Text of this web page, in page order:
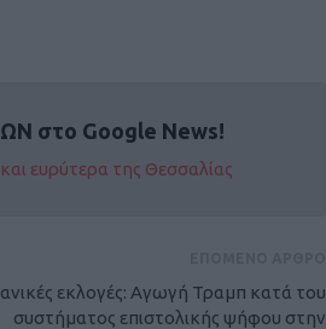
στο Google News!
ευρύτερα της Θεσσαλίας
εκλογές: Αγωγή Τραμπ κατά του
συστήματος επιστολικής ψήφου στην